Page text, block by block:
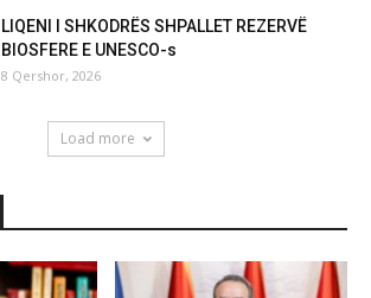
LIQENI I SHKODRËS SHPALLET REZERVË
BIOSFERE E UNESCO-s
8 Qershor, 2026
Load more